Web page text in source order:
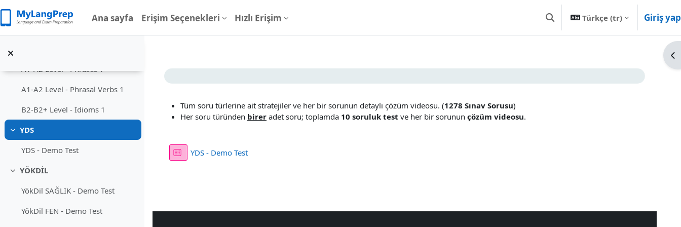
Ana sayfa Erişim Seçenekleri Hızlı Erişim Arama girişini değiştir
Türkçe ‎(tr)‎ Giriş yap
Daralt
Genel İngilizce
A1-A2 Level - Phrases 1
A1-A2 Level - Phrasal Verbs 1
B2-B2+ Level - Idioms 1
Daralt
YDS
YDS - Demo Test
Daralt
YÖKDİL
YökDil SAĞLIK - Demo Test
YökDil FEN - Demo Test
Bölüm anahatları
Tüm soru türlerine ait stratejiler ve her bir sorunun detaylı çözüm videosu. (1278 Sınav Sorusu)
Her soru türünden birer adet soru; toplamda 10 soruluk test ve her bir sorunun çözüm videosu.
YDS - Demo TestSınav